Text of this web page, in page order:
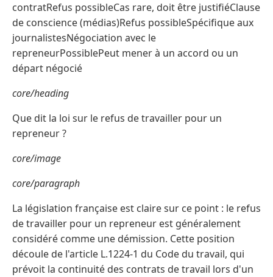
contratRefus possibleCas rare, doit être justifiéClause
de conscience (médias)Refus possibleSpécifique aux
journalistesNégociation avec le
repreneurPossiblePeut mener à un accord ou un
départ négocié
core/heading
Que dit la loi sur le refus de travailler pour un
repreneur ?
core/image
core/paragraph
La législation française est claire sur ce point : le refus
de travailler pour un repreneur est généralement
considéré comme une démission. Cette position
découle de l'article L.1224-1 du Code du travail, qui
prévoit la continuité des contrats de travail lors d'un